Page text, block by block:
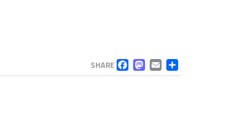
SHARE FACEBOOK
EMAIL